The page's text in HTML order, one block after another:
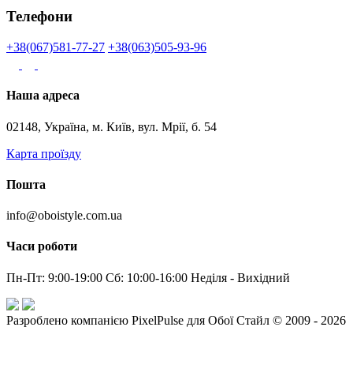
Телефони
+38(067)581-77-27 +38(063)505-93-96
Наша адреса
02148, Україна, м. Київ, вул. Мрії, б. 54
Карта проїзду
Пошта
info@oboistyle.com.ua
Часи роботи
Пн-Пт: 9:00-19:00 Сб: 10:00-16:00 Неділя - Вихідний
Разроблено компанією PixelPulse для Обої Стайл © 2009 - 2026